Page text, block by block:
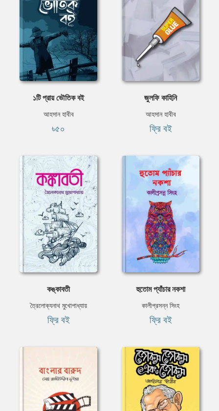
১টি প্রায় ভৌতিক বই
আহসান হাবীব
৳৫০
জুলফি কাহিনি
আহসান হাবীব
ফ্রি বই
কঙ্কাবতী
ত্রৈলোক্যনাথ মুখোপাধ্যায়
ফ্রি বই
হুতোম প্যাঁচার নকশা
কালীপ্রসন্ন সিংহ
ফ্রি বই